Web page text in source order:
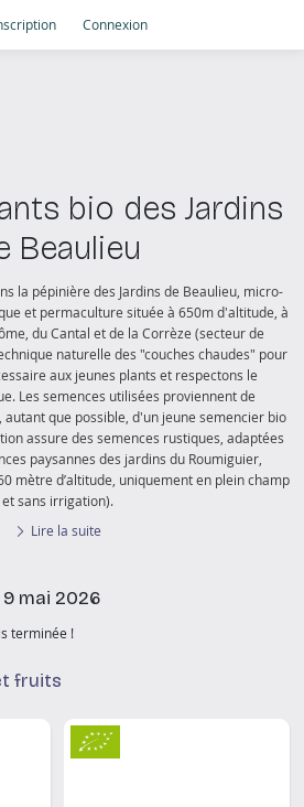
Connexion
bio des Jardins
Beaulieu
la pépinière des Jardins de Beaulieu, micro-
et permaculture située à 650m d'altitude, à
du Cantal et de la Corrèze (secteur de
naturelle des "couches chaudes" pour
aux jeunes plants et respectons le
Les semences utilisées proviennent de
que possible, d'un jeune semencier bio
assure des semences rustiques, adaptées
paysannes des jardins du Roumiguier,
mètre d’altitude, uniquement en plein champ
et sans irrigation).
Lire la suite
mai 2026
terminée !
fruits